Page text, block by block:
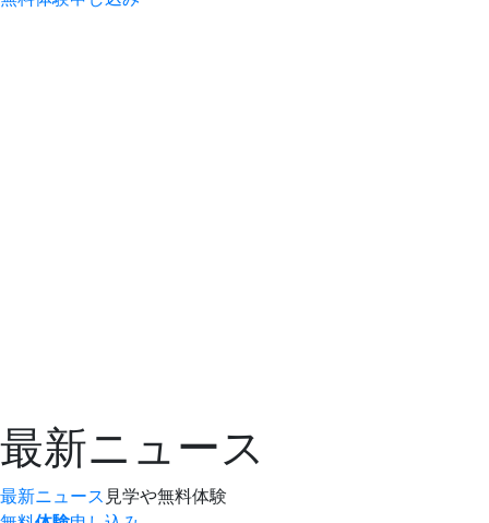
最新ニュース
最新ニュース 見学や無料体験